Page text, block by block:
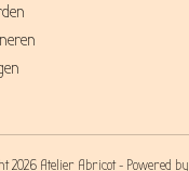
2026 Atelier Abricot - Powered by